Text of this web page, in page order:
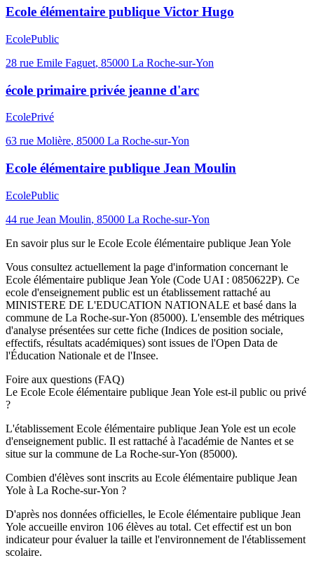
Ecole élémentaire publique Victor Hugo
EcolePublic
28 rue Emile Faguet, 85000 La Roche-sur-Yon
école primaire privée jeanne d'arc
EcolePrivé
63 rue Molière, 85000 La Roche-sur-Yon
Ecole élémentaire publique Jean Moulin
EcolePublic
44 rue Jean Moulin, 85000 La Roche-sur-Yon
En savoir plus sur le Ecole Ecole élémentaire publique Jean Yole
Vous consultez actuellement la page d'information concernant le
Ecole élémentaire publique Jean Yole (Code UAI : 0850622P). Ce
ecole d'enseignement public est un établissement rattaché au
MINISTERE DE L'EDUCATION NATIONALE et basé dans la
commune de La Roche-sur-Yon (85000). L'ensemble des métriques
d'analyse présentées sur cette fiche (Indices de position sociale,
effectifs, résultats académiques) sont issues de l'Open Data de
l'Éducation Nationale et de l'Insee.
Foire aux questions (FAQ)
Le Ecole Ecole élémentaire publique Jean Yole est-il public ou privé
?
L'établissement Ecole élémentaire publique Jean Yole est un ecole
d'enseignement public. Il est rattaché à l'académie de Nantes et se
situe sur la commune de La Roche-sur-Yon (85000).
Combien d'élèves sont inscrits au Ecole élémentaire publique Jean
Yole à La Roche-sur-Yon ?
D'après nos données officielles, le Ecole élémentaire publique Jean
Yole accueille environ 106 élèves au total. Cet effectif est un bon
indicateur pour évaluer la taille et l'environnement de l'établissement
scolaire.